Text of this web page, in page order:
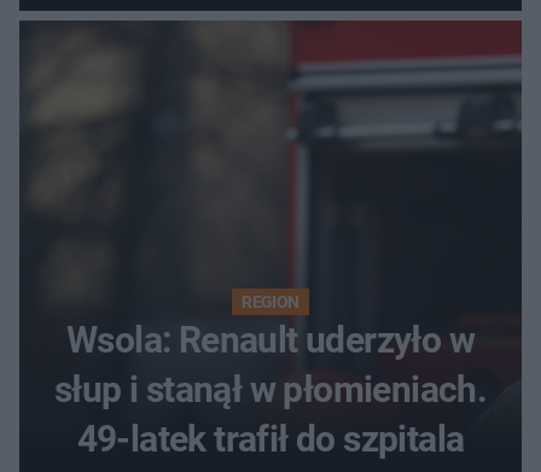
REGION
Wsola: Renault uderzyło w
słup i stanął w płomieniach.
49-latek trafił do szpitala